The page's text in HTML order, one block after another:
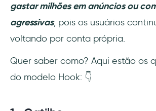
gastar milhões em anúncios ou
agressivas, pois os usuários
voltando por conta própria.
Quer saber como? Aqui estão os
do modelo Hook: 👇